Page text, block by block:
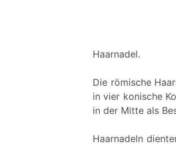
Haarnadel.
Die römische
in vier konische
in der Mitte als
Haarnadeln